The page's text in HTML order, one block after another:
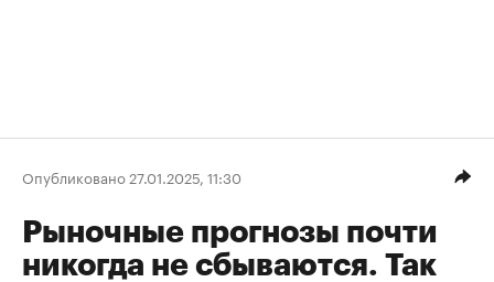
Опубликовано 27.01.2025, 11:30
Рыночные прогнозы почти
никогда не сбываются. Так